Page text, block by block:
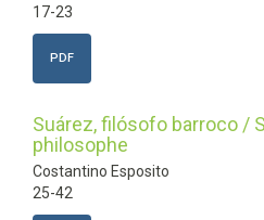
17-23
PDF
Suárez, filósofo barroco /
philosophe
Costantino Esposito
25-42